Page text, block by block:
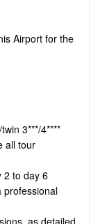
Airport for the
3***/4****
all tour
2 to day 6
professional
as detailed